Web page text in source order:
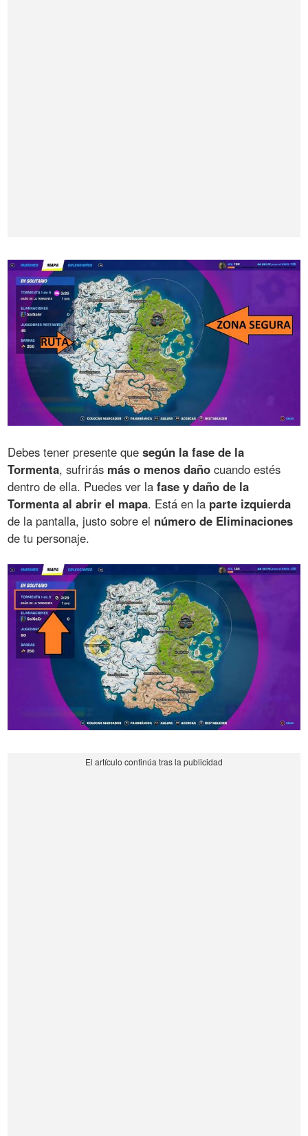
Debes tener presente quesegún la fase de la
Tormenta, sufrirás más o menos daño cuando estés
dentro de ella. Puedes ver lafase y daño de la
Tormenta al abrir el mapa. Está en la parte izquierda
de la pantalla, justo sobre el número de Eliminaciones
de tu personaje.